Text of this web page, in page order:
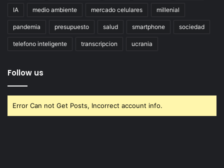
IA medio ambiente mercado celulares millenial
pandemia presupuesto salud smartphone sociedad
telefono inteligente transcripcion ucrania
Follow us
Error Can not Get Posts, Incorrect account info.